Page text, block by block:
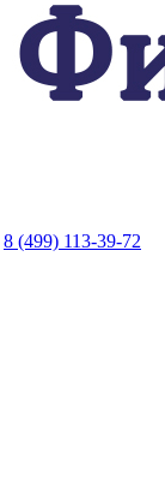
8 (499) 113-39-72